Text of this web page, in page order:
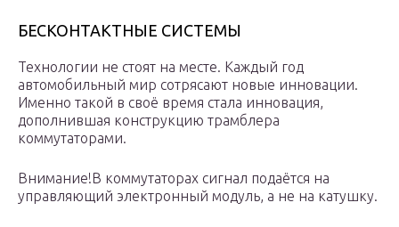
БЕСКОНТАКТНЫЕ СИСТЕМЫ
Технологии не стоят на месте. Каждый год
автомобильный мир сотрясают новые инновации.
Именно такой в своё время стала инновация,
дополнившая конструкцию трамблера
коммутаторами.
Внимание!В коммутаторах сигнал подаётся на
управляющий электронный модуль, а не на катушку.